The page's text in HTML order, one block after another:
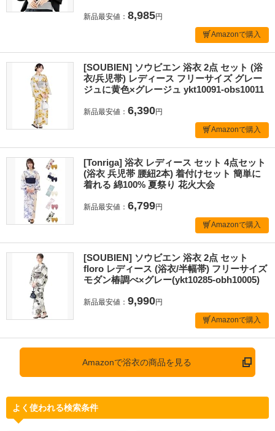
新品最安値： 8,985円
Amazonで購入
[SOUBIEN] ソウビエン 浴衣 2点 セット (浴
衣/兵児帯) レディース フリーサイズ グレー
ジュに黄色×グレージュ ykt10091-obs10011
新品最安値： 6,390円
Amazonで購入
[Tonriga] 浴衣 レディース セット 4点セット
(浴衣 兵児帯 腰紐2本) 着付けセット 簡単に
着れる 綿100% 夏祭り 花火大会
新品最安値： 6,799円
Amazonで購入
[SOUBIEN] ソウビエン 浴衣 2点 セット
floro レディース (浴衣/半幅帯) フリーサイズ
モダン椿調べ×グレー(ykt10285-obh10005)
新品最安値： 9,990円
Amazonで購入
Amazonで浴衣の商品を見る
よく使われる検索条件